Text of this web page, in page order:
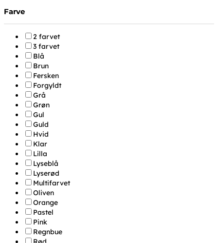
Farve
2 farvet
3 farvet
Blå
Brun
Fersken
Forgyldt
Grå
Grøn
Gul
Guld
Hvid
Klar
Lilla
Lyseblå
Lyserød
Multifarvet
Oliven
Orange
Pastel
Pink
Regnbue